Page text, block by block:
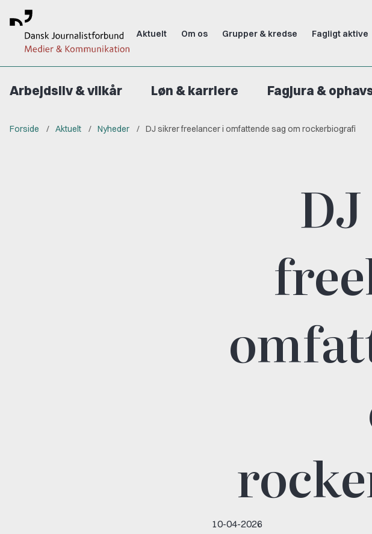
Aktuelt Om os Grupper & kredse Fagligt aktive
Arbejdsliv & vilkår Løn & karriere Fagjura &
Forside Aktuelt Nyheder DJ sikrer freelancer i omfattende sag om rockerbiografi
10-04-2026